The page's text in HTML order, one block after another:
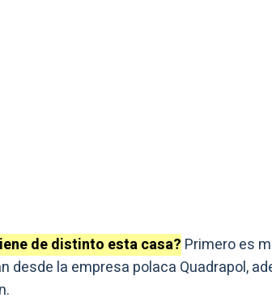
de distinto esta casa? Primero es
desde la empresa polaca Quadrapol,